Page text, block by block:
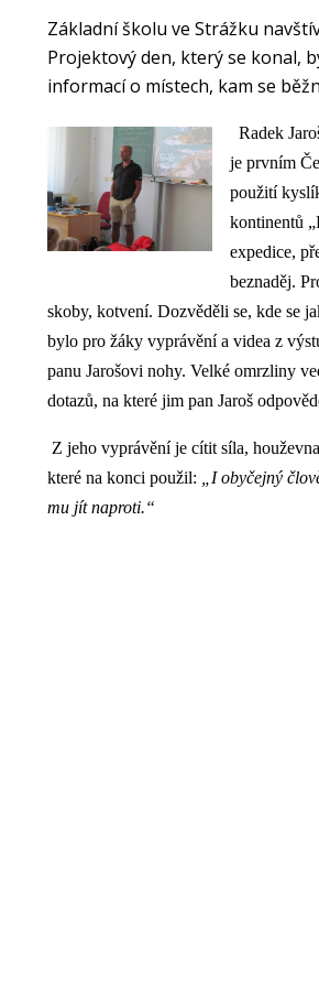
Základní školu ve Strážku
Projektový den, který se konal,
informací o místech, kam se
Radek
je prvním
použití
kontinentů
expedice,
beznaděj.
skoby, kotvení. Dozvěděli se, kde se
bylo pro žáky vyprávění a videa z
panu Jarošovi nohy. Velké omrzliny
dotazů, na které jim pan Jaroš
Z jeho vyprávění je cítit síla,
které na konci použil:
„I obyčejný
mu jít naproti.“
Jitka